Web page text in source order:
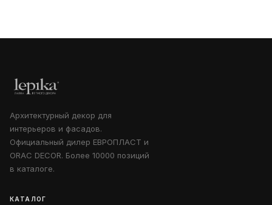
Архитектурный декор для
интерьеров и фасадов.
Официальный дилер ЕВРОПЛАСТ и
ORAC DECOR. Более 10000 позиций
в каталоге.
КАТАЛОГ